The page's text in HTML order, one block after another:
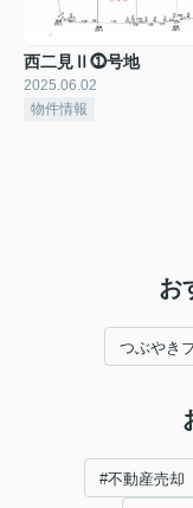
西二見Ⅱ⓵号地
2025.06.02
物件情報
お
つぶやき
#不動産売却